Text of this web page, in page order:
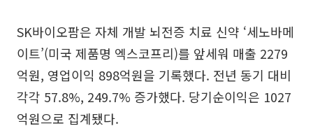
SK바이오팜은 자체 개발 뇌전증 치료 신약 ‘세노바메
이트’(미국 제품명 엑스코프리)를 앞세워 매출 2279
억원, 영업이익 898억원을 기록했다. 전년 동기 대비
각각 57.8%, 249.7% 증가했다. 당기순이익은 1027
억원으로 집계됐다.